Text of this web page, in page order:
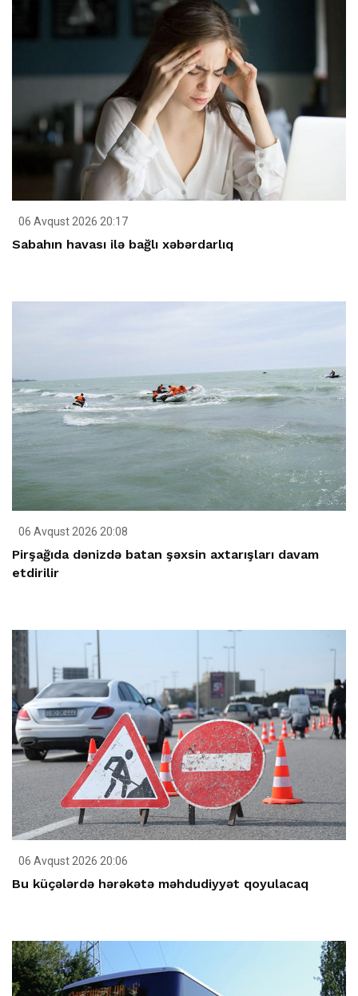
06 Avqust 2026 20:17
Sabahın havası ilə bağlı xəbərdarlıq
06 Avqust 2026 20:08
Pirşağıda dənizdə batan şəxsin axtarışları davam
etdirilir
06 Avqust 2026 20:06
Bu küçələrdə hərəkətə məhdudiyyət qoyulacaq